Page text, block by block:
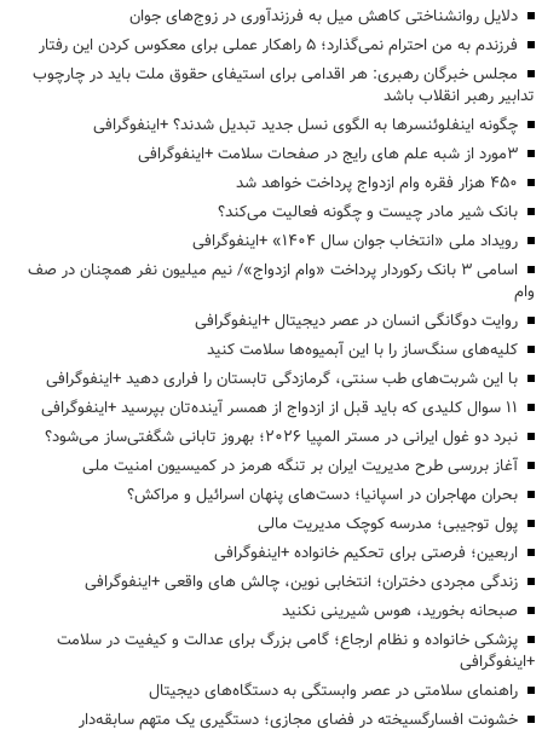
دلایل روانشناختی کاهش میل به فرزندآوری در زوج‌های جوان
فرزندم به من احترام نمی‌گذارد؛ ۵ راهکار عملی برای معکوس کردن این رفتار
مجلس خبرگان رهبری: هر اقدامی برای استیفای حقوق ملت باید در چارچوب
تدابیر رهبر انقلاب باشد
چگونه اینفلوئنسرها به الگوی نسل جدید تبدیل شدند؟ +اینفوگرافی
3مورد از شبه علم های رایج در صفحات سلامت +اینفوگرافی
۴۵۰ هزار فقره وام ازدواج پرداخت خواهد شد
بانک شیر مادر چیست و چگونه فعالیت می‌کند؟
رویداد ملی «انتخاب جوان سال ۱۴۰۴» +اینفوگرافی
اسامی ۳ بانک رکوردار پرداخت «وام ازدواج»/ نیم میلیون نفر همچنان در صف
وام
روایت دوگانگی انسان در عصر دیجیتال +اینفوگرافی
کلیه‌های سنگ‌ساز را با این آبمیوه‌ها سلامت کنید
با این شربت‌های طب سنتی، گرمازدگی تابستان را فراری دهید +اینفوگرافی
۱۱ سوال کلیدی که باید قبل از ازدواج از همسر آینده‌تان بپرسید +اینفوگرافی
نبرد دو غول ایرانی در مستر المپیا ۲۰۲۶؛ بهروز تابانی شگفتی‌ساز می‌شود؟
آغاز بررسی طرح مدیریت ایران بر تنگه هرمز در کمیسیون امنیت ملی
بحران مهاجران در اسپانیا؛ دست‌های پنهان اسرائیل و مراکش؟
پول توجیبی؛ مدرسه کوچک مدیریت مالی
اربعین؛ فرصتی برای تحکیم خانواده +اینفوگرافی
زندگی مجردی دختران؛ انتخابی نوین، چالش های واقعی +اینفوگرافی
صبحانه بخورید، هوس شیرینی نکنید
پزشکی خانواده و نظام ارجاع؛ گامی بزرگ برای عدالت و کیفیت در سلامت
+اینفوگرافی
راهنمای سلامتی در عصر وابستگی به دستگاه‌های دیجیتال
خشونت افسارگسیخته در فضای مجازی؛ دستگیری یک متهم سابقه‌دار